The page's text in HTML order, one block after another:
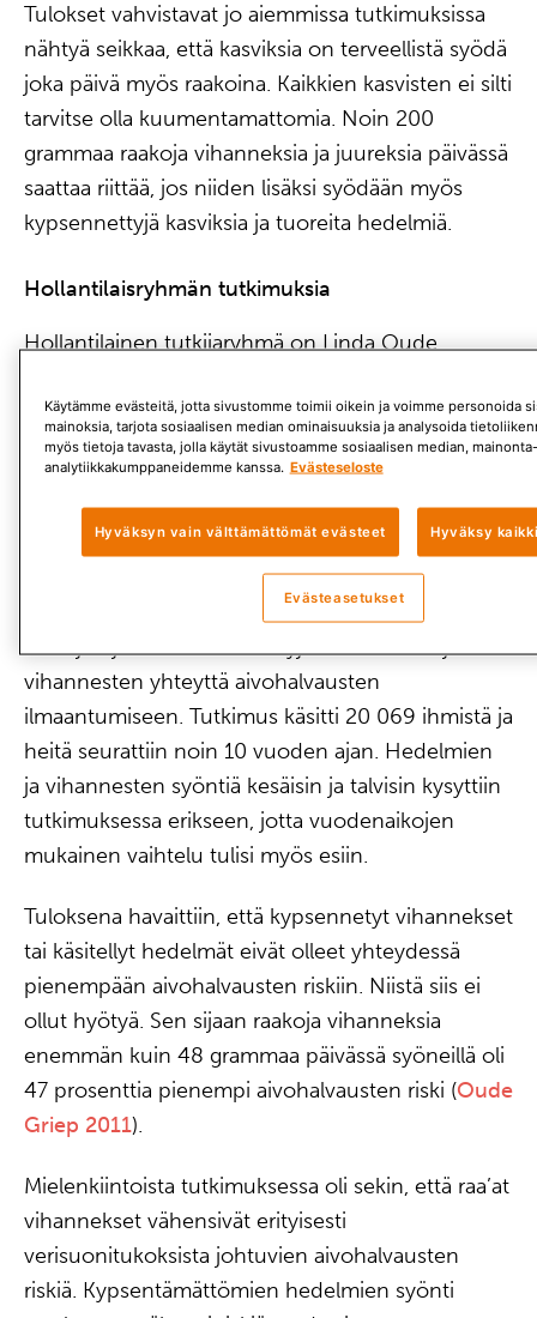
Tulokset vahvistavat jo aiemmissa tutkimuksissa
nähtyä seikkaa, että kasviksia on terveellistä syödä
joka päivä myös raakoina. Kaikkien kasvisten ei silti
tarvitse olla kuumentamattomia. Noin 200
grammaa raakoja vihanneksia ja juureksia päivässä
saattaa riittää, jos niiden lisäksi syödään myös
kypsennettyjä kasviksia ja tuoreita hedelmiä.
Hollantilaisryhmän tutkimuksia
Hollantilainen tutkijaryhmä on Linda Oude
epidemiologista tutkimusta. Tutkimuksissa on
selvitetty esimerkiksi kasvisten ja hedelmien
kirkkaiden värien, laajan kirjon ja sekä
kypsentämisen vaikutusta sydäntautiriskiin ja
aivohalvauksiin.
raakojen ja toisaalta käsiteltyjen hedelmien ja
vihannesten yhteyttä aivohalvausten
ilmaantumiseen. Tutkimus käsitti 20 069 ihmistä ja
heitä seurattiin noin 10 vuoden ajan. Hedelmien
ja vihannesten syöntiä kesäisin ja talvisin kysyttiin
tutkimuksessa erikseen, jotta vuodenaikojen
mukainen vaihtelu tulisi myös esiin.
Tuloksena havaittiin, että kypsennetyt vihannekset
tai käsitellyt hedelmät eivät olleet yhteydessä
pienempään aivohalvausten riskiin. Niistä siis ei
ollut hyötyä. Sen sijaan raakoja vihanneksia
enemmän kuin 48 grammaa päivässä syöneillä oli
47 prosenttia pienempi aivohalvausten riski (Oude
Griep 2011).
Mielenkiintoista tutkimuksessa oli sekin, että raa’at
vihannekset vähensivät erityisesti
verisuonitukoksista johtuvien aivohalvausten
riskiä. Kypsentämättömien hedelmien syönti
Käytämme evästeitä, jotta sivustomme toimii oikein ja voimme personoida
mainoksia, tarjota sosiaalisen median ominaisuuksia ja analysoida
myös tietoja tavasta, jolla käytät sivustoamme sosiaalisen median,
analytiikkakumppaneidemme kanssa. Evästeseloste
Hyväksyn vain välttämättömät evästeet Hyväksy
Evästeasetukset